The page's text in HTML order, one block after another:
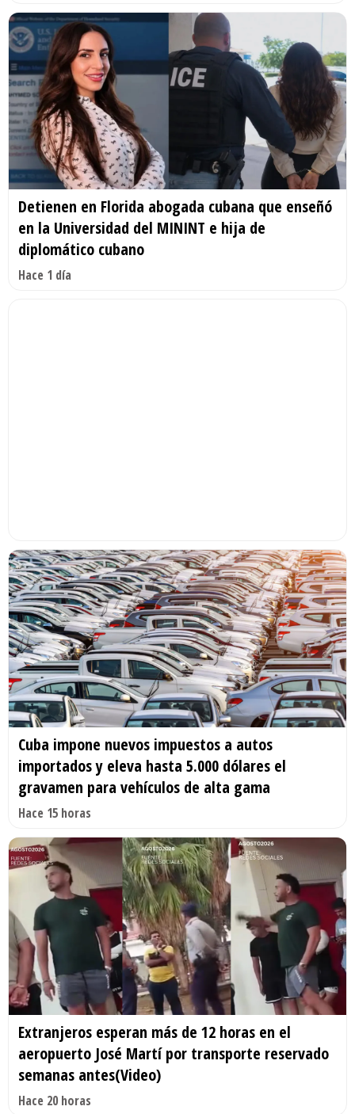
Detienen en Florida abogada cubana que enseñó
en la Universidad del MININT e hija de
diplomático cubano
Hace 1 día
Cuba impone nuevos impuestos a autos
importados y eleva hasta 5.000 dólares el
gravamen para vehículos de alta gama
Hace 15 horas
Extranjeros esperan más de 12 horas en el
aeropuerto José Martí por transporte reservado
semanas antes(Video)
Hace 20 horas